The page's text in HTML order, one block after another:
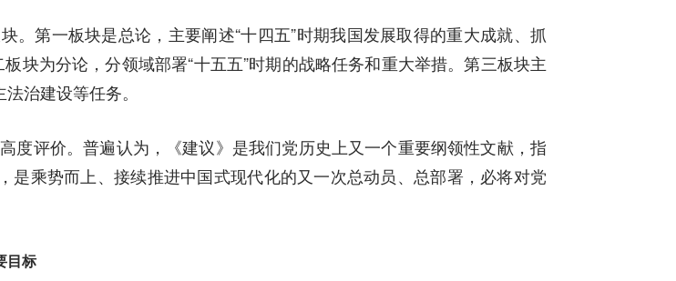
第一板块是总论，主要阐述“十四五”时期我国发展取得的重大成就、抓
块为分论，分领域部署“十五五”时期的战略任务和重大举措。第三板块主
治建设等任务。
评价。普遍认为，《建议》是我们党历史上又一个重要纲领性文献，指
乘势而上、接续推进中国式现代化的又一次总动员、总部署，必将对党
目标